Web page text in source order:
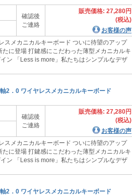
確認後
ご連絡
販売価格: 27,280円
(税込)
お客様の声
メカニカルキーボード ついに待望のアップ
に登場 打鍵感にこだわった薄型メカニカルキ
ン 「Less is more」私たちはシンプルなデザ
2．0 ワイヤレスメカニカルキーボード
確認後
ご連絡
販売価格: 27,280円
(税込)
お客様の声
メカニカルキーボード ついに待望のアップ
に登場 打鍵感にこだわった薄型メカニカルキ
ン 「Less is more」私たちはシンプルなデザ
2．0 ワイヤレスメカニカルキーボード